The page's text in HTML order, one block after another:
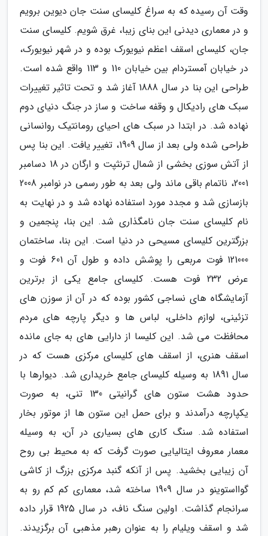
وقت آن رسیده که به سراغ کلیسای سنت جان دیوین برویم
و در معماری دیدنی این بنای زیبا، غرق شویم. کلیسای سنت
جان، کلیسای اسقف اعظم نیویورک بوده و در شهر نیویورک،
در خیابان آمستردام بین خیابان 110 و 113 واقع شده است.
طراحی این بنا در سال 1888 آغاز شد و تحت تاثیر تغییرات
سبک های رادیکال و وقفه ساخت و ساز در جنگ دنیای دوم
نهاده شد. در ابتدا در سبک های احیای رومانتیک روانسانی
طراحی شده ولی بعد از سال 1909، تغییر یافت. این بنا پس
از آتش سوزی بخشی از شمال ترنثپت و ارگان در 18 دسامبر
2001، ناتمام باقی ماند ولی بعد به طور رسمی در نوامبر 2008
بازسازی شد و مجدد مورد استفاده نهاده شد و در نهایت به
نام کلیسای سنت جان نامگذاری شد. این بنا، پنجمین و
بزرگترین کلیسای مسیحی در دنیا است. این بنا، ساختمان
121000 فوت مربعی را پوشش داده و طول آن 601 فوت و
عرض 232 فوت هست. کلیسای جامع یکی از برترین
آزمایشگاه های نساجی کشور بوده که در آن از سوزن های
تزئینی، لوازم داخلی، لباس ها و دیگر پارچه های مردم
محافظت می شد. این کلیسا از دارایی های به جای مانده
اسقف هنری، از اسقف های کلیسای مرکزی هست که در
سال 1891 به وسیله کلیسای جامع خریداری شد. دیوارها با
حدود هشت ستون های گرانیتی 130 تنی، به صورت
یکپارچه درآمدند و برای حمل این ستون ها از موتور بخار
استفاده شد. سنگ کاری های بسیاری در آن، به وسیله
معمار معروف ایتالیایی صورت گرفت که به محیط بی روح
آن زیبایی بخشید. پس از آنکه گنبد مرکزی بزرگ از کاشی
گوااستوینو در سال 1909 ساخته شد، معماری کم کم رو به
سرانجام گذاشت. اولین سنگ ناف، در سال 1925 قرار داده
شد و اسقف ویلیام را به عنوان رهبر مذهبی آن برگزیدند.